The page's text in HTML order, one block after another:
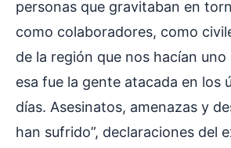
personas que gravitaban en
como colaboradores, como
de la región que nos hacían
esa fue la gente atacada en los
días. Asesinatos, amenazas y
han sufrido”, declaraciones del